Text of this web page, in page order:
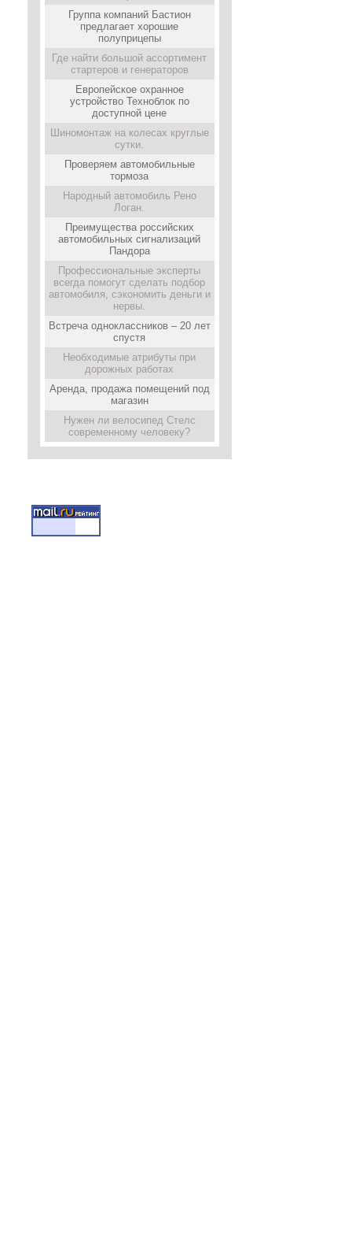
Группа компаний Бастион
предлагает хорошие
полуприцепы
Где найти большой ассортимент
стартеров и генераторов
Европейское охранное
устройство Техноблок по
доступной цене
Шиномонтаж на колесах круглые
сутки.
Проверяем автомобильные
тормоза
Народный автомобиль Рено
Логан.
Преимущества российских
автомобильных сигнализаций
Пандора
Профессиональные эксперты
всегда помогут сделать подбор
автомобиля, сэкономить деньги и
нервы.
Встреча одноклассников – 20 лет
спустя
Необходимые атрибуты при
дорожных работах
Аренда, продажа помещений под
магазин
Нужен ли велосипед Стелс
современному человеку?